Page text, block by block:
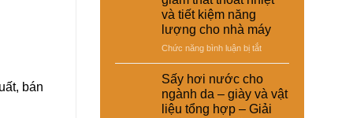
bán
dưỡng
nâng
cao
chất
lượng
sản
động
hệ
nước
–
Giải
và tiết kiệm năng
lượng cho nhà máy
Chức năng bình luận bị tắtở
đường
ống
dẫn
Sấy hơi nước cho
ngành da – giày và vật
liệu tổng hợp – Giải